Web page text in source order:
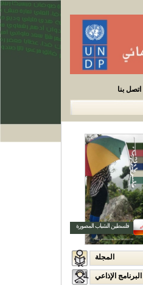
اتصل بنا
فلسطين الشباب المصورة
المجلة
البرنامج الإذاعي